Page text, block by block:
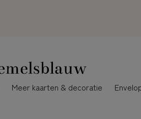
Meer kaarten & decoratie